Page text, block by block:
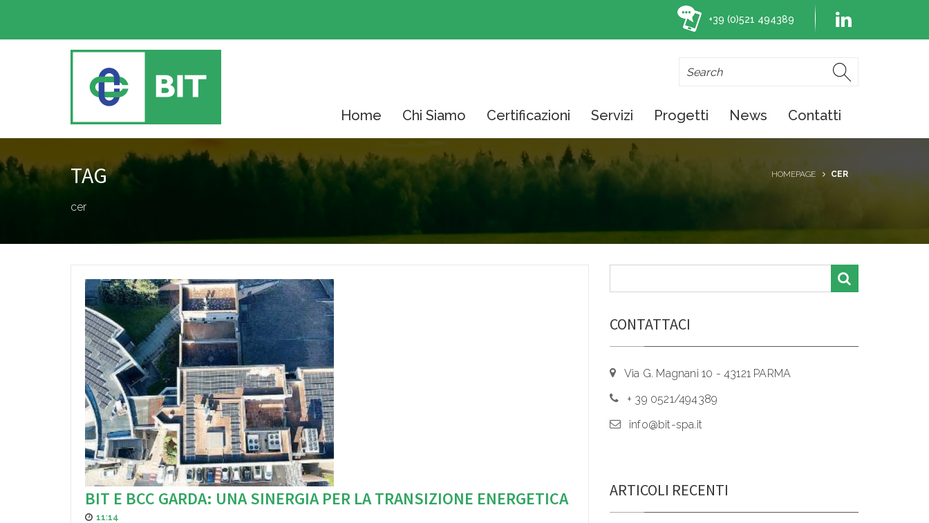
+39 (0)521 494389
Home Chi Siamo Certificazioni Servizi Progetti News Contatti
TAG
cer
HOMEPAGE CER
BIT E BCC GARDA: UNA SINERGIA PER LA TRANSIZIONE ENERGETICA
11:14
CONTATTACI
Via G. Magnani 10 - 43121 PARMA
+ 39 0521/494389
info@bit-spa.it
ARTICOLI RECENTI